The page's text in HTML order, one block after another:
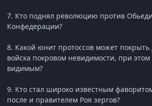
7. Кто поднял революцию против
Конфедерации?
8. Какой юнит протоссов может
войска покровом невидимости, при
видимым?
9. Кто стал широко известным
после и правителем Роя зергов?